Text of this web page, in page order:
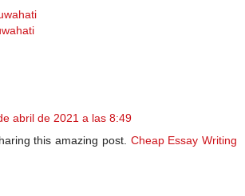
abril de 2021 a las 8:49
this amazing post. Cheap Essay Writing